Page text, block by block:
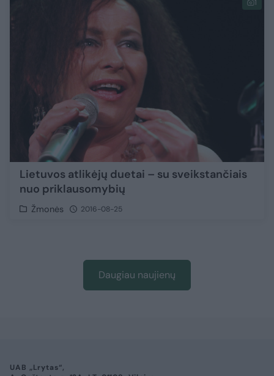
1
Lietuvos atlikėjų duetai – su sveikstančiais
nuo priklausomybių
Žmonės 2016-08-25
Daugiau naujienų
UAB „Lrytas“,